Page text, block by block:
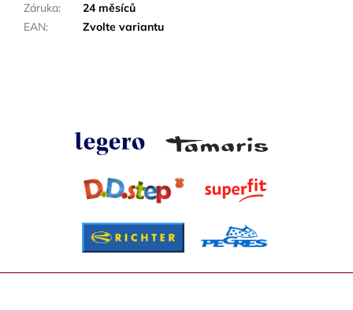
Záruka:
24 měsíců
EAN: Zvolte variantu